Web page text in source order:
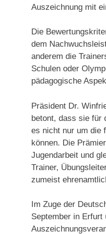
Auszeichnung mit
Die
dem
anderem die
Schulen oder
pädagogische
Präsident Dr.
betont, dass sie für
es nicht nur um die
können. Die
Jugendarbeit und
Trainer,
zumeist
Im Zuge der
September in Erfurt